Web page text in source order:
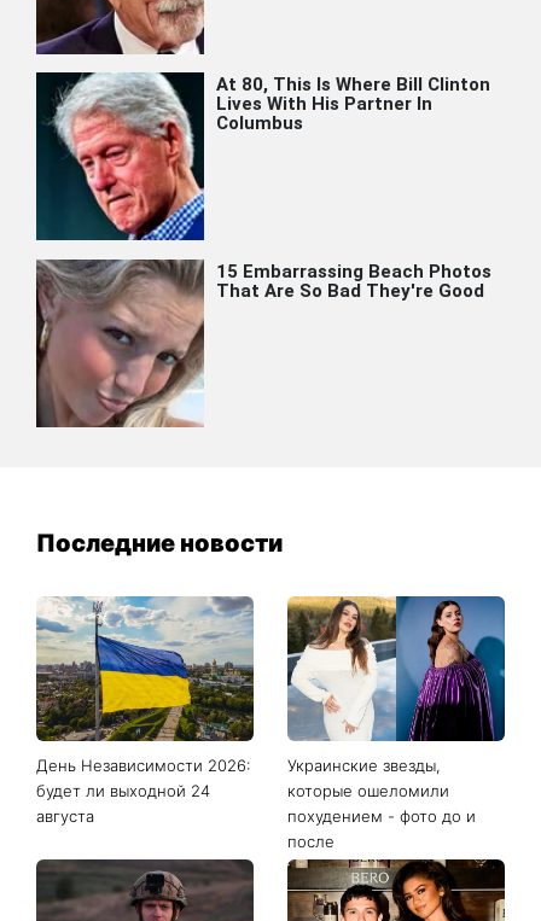
Последние новости
День Независимости 2026:
будет ли выходной 24
августа
Украинские звезды,
которые ошеломили
похудением - фото до и
после